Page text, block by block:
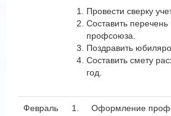
Провести сверку
Составить
профсоюза.
Поздравить
Составить смету
год.
Февраль 1. Оформление